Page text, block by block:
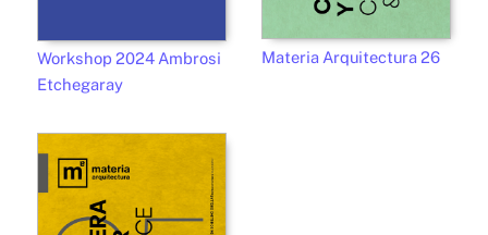
Workshop 2024 Ambrosi
Etchegaray
Materia Arquitectura 26